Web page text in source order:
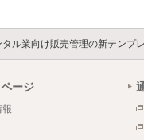
タル業向け販売管理の新テンプ
ージ
報